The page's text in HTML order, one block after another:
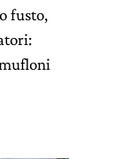
fusto,